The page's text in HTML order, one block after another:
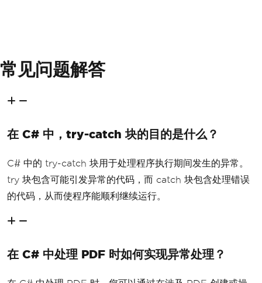
常见问题解答
在 C# 中，try-catch 块的目的是什么？
C# 中的 try-catch 块用于处理程序执行期间发生的异常。
try 块包含可能引发异常的代码，而 catch 块包含处理错误
的代码，从而使程序能顺利继续运行。
在 C# 中处理 PDF 时如何实现异常处理？